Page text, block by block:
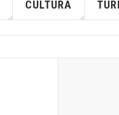
CULTURA